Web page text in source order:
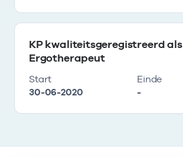
KP kwaliteitsgeregistreerd als
Ergotherapeut
Start
30-06-2020
Einde
-